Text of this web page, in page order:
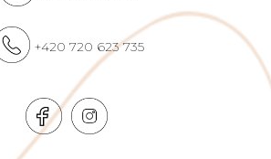
+420 720 623 735